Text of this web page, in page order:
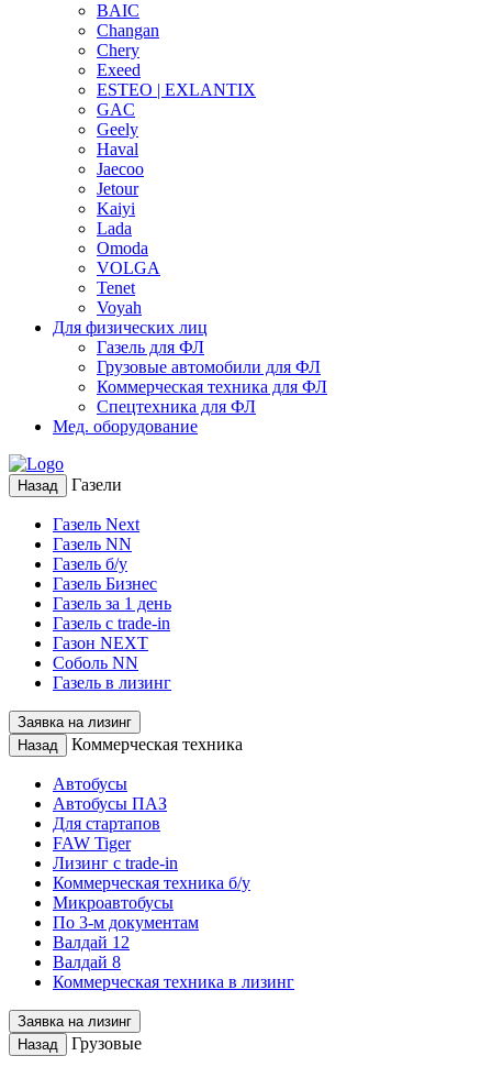
BAIC
Changan
Chery
Exeed
ESTEO | EXLANTIX
GAC
Geely
Haval
Jaecoo
Jetour
Kaiyi
Lada
Omoda
VOLGA
Tenet
Voyah
Для физических лиц
Газель для ФЛ
Грузовые автомобили для ФЛ
Коммерческая техника для ФЛ
Спецтехника для ФЛ
Мед. оборудование
Назад Газели
Газель Next
Газель NN
Газель б/у
Газель Бизнес
Газель за 1 день
Газель с trade-in
Газон NEXT
Соболь NN
Газель в лизинг
Заявка на лизинг
Назад
Коммерческая техника
Автобусы
Автобусы ПАЗ
Для стартапов
FAW Tiger
Лизинг с trade-in
Коммерческая техника б/у
Микроавтобусы
По 3-м документам
Валдай 12
Валдай 8
Коммерческая техника в лизинг
Заявка на лизинг
Назад
Грузовые